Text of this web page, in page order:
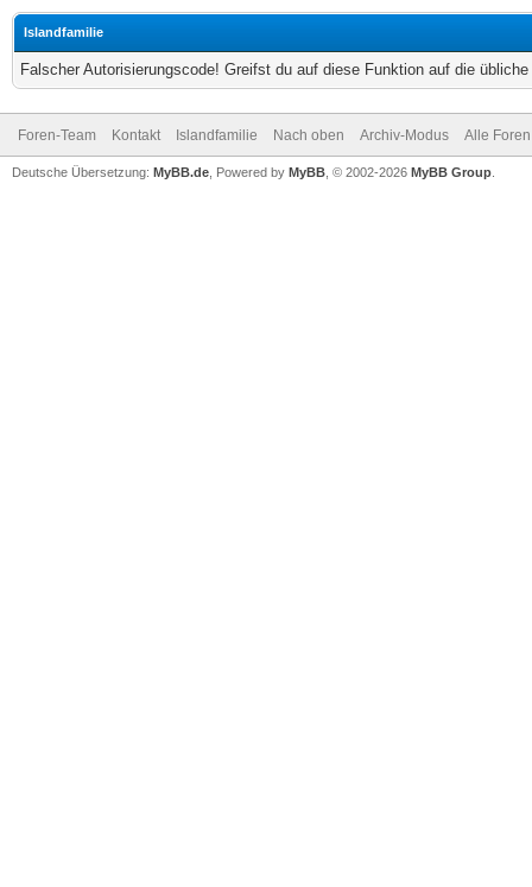
Islandfamilie
Falscher Autorisierungscode! Greifst du auf diese Funktion auf die
Foren-Team Kontakt Islandfamilie Nach oben Archiv-Modus Alle
Deutsche Übersetzung: MyBB.de , Powered by MyBB , © 2002-2026 MyBB Group